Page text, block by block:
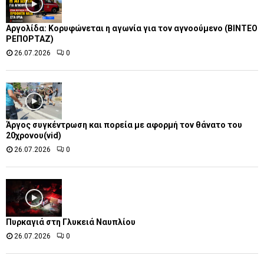
Αργολίδα: Κορυφώνεται η αγωνία για τον αγνοούμενο (ΒΙΝΤΕΟ
ΡΕΠΟΡΤΑΖ)
26.07.2026 0
Άργος συγκέντρωση και πορεία με αφορμή τον θάνατο του
20χρονου(vid)
26.07.2026 0
Πυρκαγιά στη Γλυκειά Ναυπλίου
26.07.2026 0